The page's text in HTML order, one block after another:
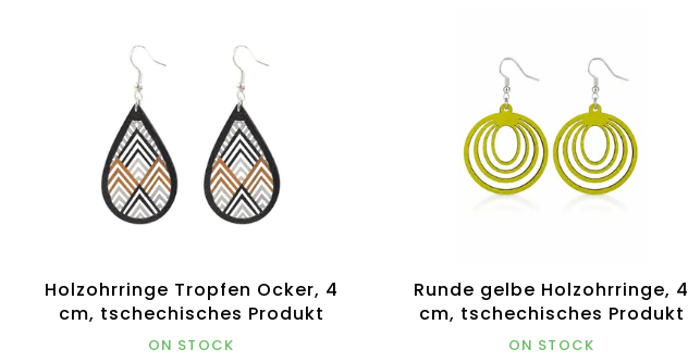
Holzohrringe Tropfen Ocker, 4
cm, tschechisches Produkt
ON STOCK
Runde gelbe Holzohrringe, 4
cm, tschechisches Produkt
ON STOCK